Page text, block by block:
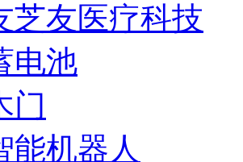
芝友医疗科技
电池
门
能机器人